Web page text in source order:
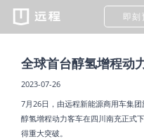
即刻
全球首台醇氢增程动
2023-07-26
7月26日，由远程新能源商用车集
醇氢增程动力客车在四川南充正式
得重大突破。